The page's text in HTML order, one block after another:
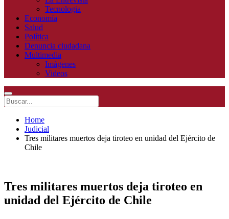
Tecnologia
Economía
Salud
Política
Denuncia ciudadana
Multimedia
Imágenes
Videos
Home
Judicial
Tres militares muertos deja tiroteo en unidad del Ejército de
Chile
Tres militares muertos deja tiroteo en
unidad del Ejército de Chile